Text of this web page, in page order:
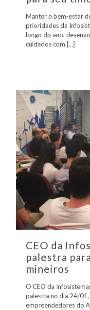
Manter o bem-estar
prioridades da
longo do ano,
cuidados com […]
CEO da
palestra
mineiros
O CEO da
palestra no dia 24/
empreendedores do